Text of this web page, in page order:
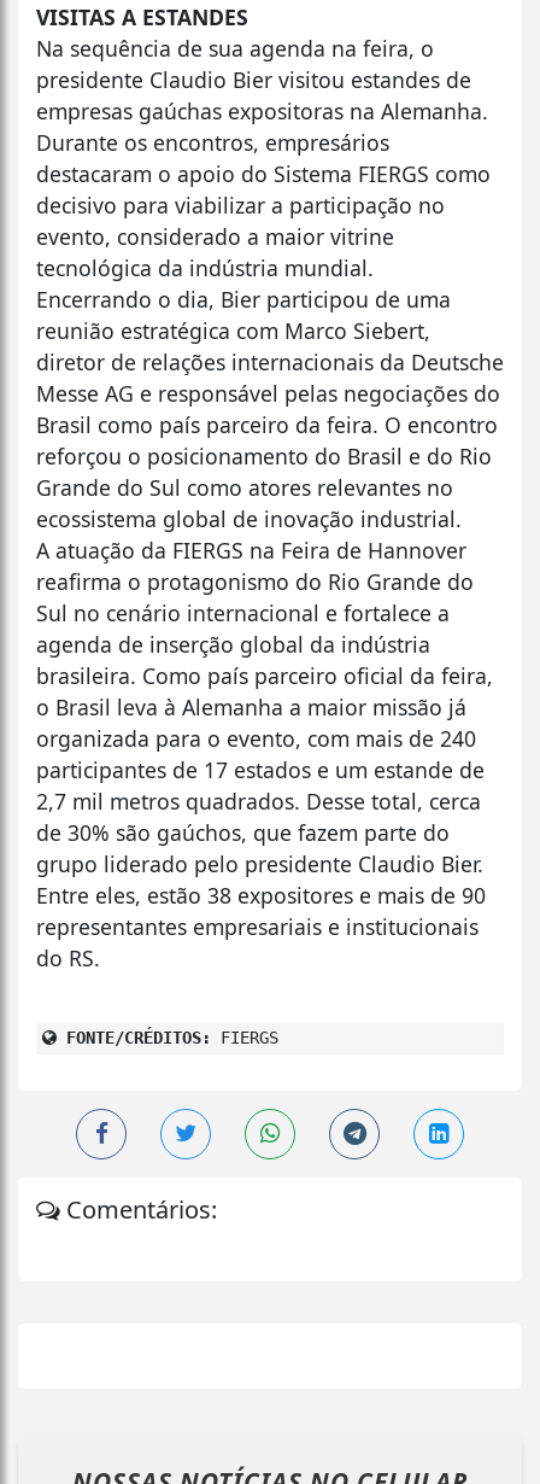
VISITAS A ESTANDES
Na sequência de sua agenda na feira, o
presidente Claudio Bier visitou estandes de
empresas gaúchas expositoras na Alemanha.
Durante os encontros, empresários
destacaram o apoio do Sistema FIERGS como
decisivo para viabilizar a participação no
evento, considerado a maior vitrine
tecnológica da indústria mundial.
Encerrando o dia, Bier participou de uma
reunião estratégica com Marco Siebert,
diretor de relações internacionais da Deutsche
Messe AG e responsável pelas negociações do
Brasil como país parceiro da feira. O encontro
reforçou o posicionamento do Brasil e do Rio
Grande do Sul como atores relevantes no
ecossistema global de inovação industrial.
A atuação da FIERGS na Feira de Hannover
reafirma o protagonismo do Rio Grande do
Sul no cenário internacional e fortalece a
agenda de inserção global da indústria
brasileira. Como país parceiro oficial da feira,
o Brasil leva à Alemanha a maior missão já
organizada para o evento, com mais de 240
participantes de 17 estados e um estande de
2,7 mil metros quadrados. Desse total, cerca
de 30% são gaúchos, que fazem parte do
grupo liderado pelo presidente Claudio Bier.
Entre eles, estão 38 expositores e mais de 90
representantes empresariais e institucionais
do RS.
FONTE/CRÉDITOS: FIERGS
Comentários: